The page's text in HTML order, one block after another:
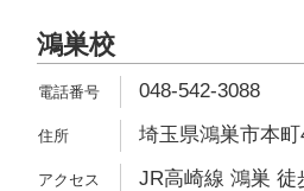
鴻巣校
048-542-3088
埼玉県鴻巣市本
JR高崎線 鴻巣 徒